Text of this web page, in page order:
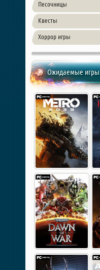
Песочницы
Квесты
Хоррор игры
Ожидаемые игры